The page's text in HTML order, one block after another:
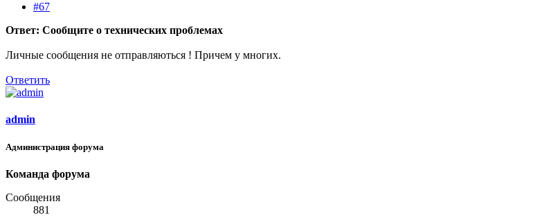
#67
Ответ: Сообщите о технических проблемах
Личные сообщения не отправляються ! Причем у многих.
Ответить
admin
Администрация форума
Команда форума
Сообщения
881